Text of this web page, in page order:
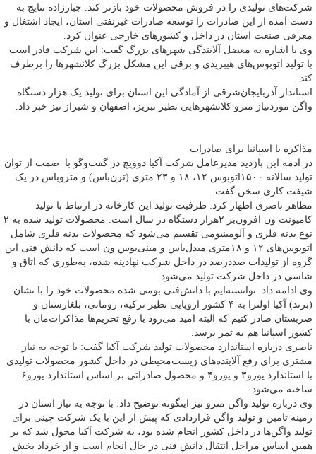
شرکت‌های تولیدی را در فروش محصولات خود بازتر کند. جبارزاده نتایج به
دست آمده از این صادرات را توسعه صادرات غیرنفتی استان، ایجاد اشتغال و
معرفی صنعت استان در داخل و کشورهای خارجی عنوان کرد.
وی با اشاره به معضل آلایندگی شهرهای بزرگ گفت: این شرکت قادر است
با تولید اتوبوس‌های هیبریدی و برقی این مشکل بزرگ کلانشهرها را برطرف
کند.
استاندار آذربایجان‌شرقی از آمادگی این استان برای تولید یک هزار دستگاه
واگن موردنیاز مترو کلانشهرهایی نظیر تبریز، اصفهان و شیراز نیز خبر داد.
مذاکره با اسپانیا برای صادرات
در ادمه این بازدید مدیرعامل شرکت آکیا دوویچ در گفت‌وگو با صمت از توان
تولید سالانه ۱۵۰۰اتوبوس ۱۲، ۱۸ و ۲۳ متری (ترن‌باس) و متروباس در یک
شیفت کاری سخن گفت.
مظاهر ناصری اظهار کرد: ظرفیت تولید این کارخانه در ارتباط با تولید
کامیونت ون افزون‌بر ۲هزار دستگاه در سال است. محصولات تولید شده به ۲
نوع بدنه فلزی و آلومینیومی تقسیم می‌شود که محصولات بدنه فلزی شامل
اتوبوس‌های ۱۲ و ۱۸متری میدل‌باس و مینی‌بوس ون است که دانش فنی این
گروه از تولیدات صددرصد در داخل شرکت نهادینه شده، به‌طوری که اتاق و
شاسی در داخل شرکت تولید می‌شود.
وی ادامه داد: توانسته‌ایم با دانش‌فنی بومی شده محصولات خود را با نشان
(برند) آکیا اولترا به ۴ کشور اروپایی نظیر ترکیه، رومانی، بلغارستان و
صربستان صادر کنیم که البته امید می‌رود با رفع تحریم‌ها مذاکرات‌مان با
کشور اسپانیا هم به ثمر برسد.
ناصری درباره استاندارد محصولات تولید شرکت آکیا گفت: با توجه به نیاز
مشتری برای رفع آلاینده‌های زیست‌محیطی در داخل کشور محصولات تولیدی
با استاندارد یورو۳ و یورو۴ و محصول صادراتی بر اساس استاندارد یورو۶
ساخته می‌شود.
وی درباره تولید واگن مترو نیز اینگونه توضیح داد: با توجه به نیاز استان در
زمینه تامین و تولید واگن قراردادی که پیش از این با یک شرکت چینی برای
تولید واگن‌ها در داخل کشور انجام شده بود، به شرکت آکیا محول شد که بر
همین اساس مراحل انتقال دانش فنی در حال انجام است و از خرداد بخش